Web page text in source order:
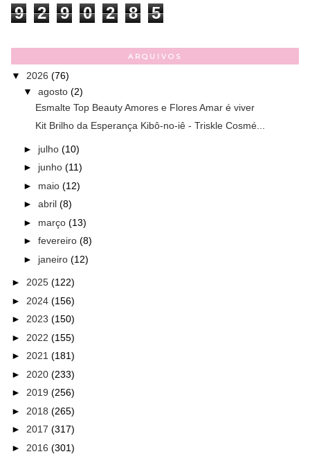
9 2 9 0 2 8 5
ARQUIVOS
▼ 2026 (76)
▼ agosto (2)
Esmalte Top Beauty Amores e Flores Amar é viver
Kit Brilho da Esperança Kibô-no-iê - Triskle Cosmé...
► julho (10)
► junho (11)
► maio (12)
► abril (8)
► março (13)
► fevereiro (8)
► janeiro (12)
► 2025 (122)
► 2024 (156)
► 2023 (150)
► 2022 (155)
► 2021 (181)
► 2020 (233)
► 2019 (256)
► 2018 (265)
► 2017 (317)
► 2016 (301)